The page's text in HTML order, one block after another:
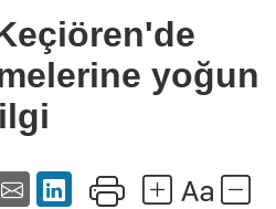
ilgi
yoğun
ilgi